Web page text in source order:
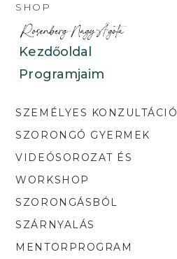
SHOP
Kezdőoldal
Programjaim
SZEMÉLYES KONZULTÁCIÓ
SZORONGÓ GYERMEK
VIDEÓSOROZAT ÉS
WORKSHOP
SZORONGÁSBÓL
SZÁRNYALÁS
MENTORPROGRAM